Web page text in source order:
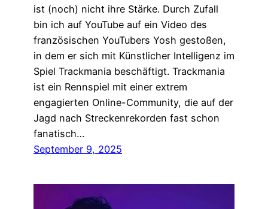
ist (noch) nicht ihre Stärke. Durch Zufall
bin ich auf YouTube auf ein Video des
französischen YouTubers Yosh gestoßen,
in dem er sich mit Künstlicher Intelligenz im
Spiel Trackmania beschäftigt. Trackmania
ist ein Rennspiel mit einer extrem
engagierten Online-Community, die auf der
Jagd nach Streckenrekorden fast schon
fanatisch…
September 9, 2025